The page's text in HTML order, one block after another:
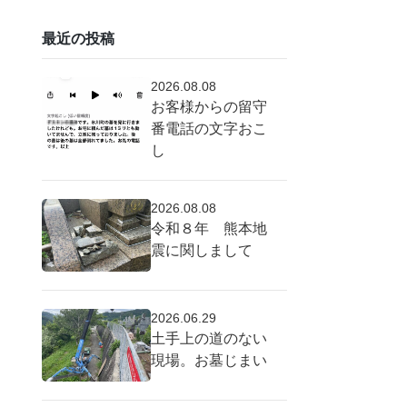
最近の投稿
2026.08.08
お客様からの留守
番電話の文字おこ
し
2026.08.08
令和８年 熊本地
震に関しまして
2026.06.29
土手上の道のない
現場。お墓じまい